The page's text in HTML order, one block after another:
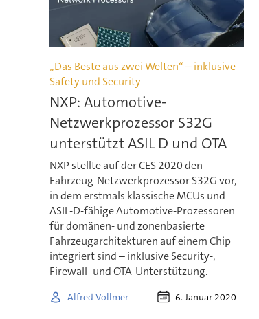
„Das Beste aus zwei Welten“ – inklusive
Safety und Security
NXP: Automotive-
Netzwerkprozessor S32G
unterstützt ASIL D und OTA
NXP stellte auf der CES 2020 den
Fahrzeug-Netzwerkprozessor S32G vor,
in dem erstmals klassische MCUs und
ASIL-D-fähige Automotive-Prozessoren
für domänen- und zonenbasierte
Fahrzeugarchitekturen auf einem Chip
integriert sind – inklusive Security-,
Firewall- und OTA-Unterstützung.
Alfred Vollmer 6. Januar 2020